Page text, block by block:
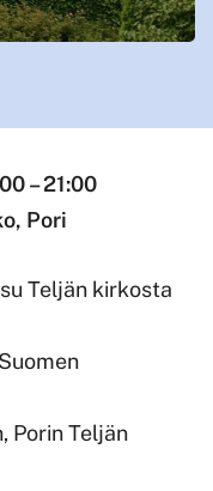
– 21:00
Pori
Teljän kirkosta
Porin Teljän